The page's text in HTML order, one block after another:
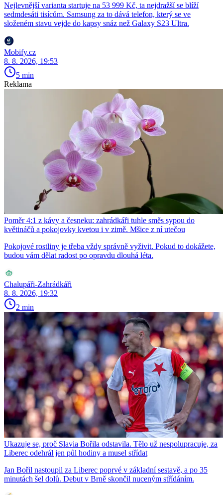
Nejlevnější varianta startuje na 53 999 Kč, ta nejdražší se blíží
sedmdesáti tisícům. Samsung za to dává telefon, který se ve
složeném stavu vejde do kapsy snáz než Galaxy S23 Ultra.
Mobify.cz
8. 8. 2026, 19:53
5 min
Reklama
Poměr 4:1 z kávy a česneku: zahrádkáři tuhle směs sypou do
květináčů a pokojovky kvetou i v zimě. Mšice z ní utečou
Pokojové rostliny je třeba vždy správně vyživit. Pokud to dokážete,
budou vám dělat radost po opravdu dlouhá léta.
Chalupáři-Zahrádkáři
8. 8. 2026, 19:32
2 min
Ukazuje se, proč Slavia Bořila odstavila. Tělo už nespolupracuje, za
Liberec odehrál jen půl hodiny a musel střídat
Jan Bořil nastoupil za Liberec poprvé v základní sestavě, a po 35
minutách šel dolů. Debut v Brně skončil nuceným střídáním.